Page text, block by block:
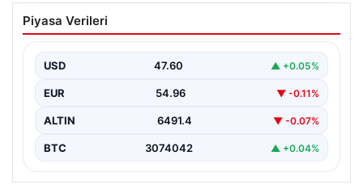
Terörle Mücadelede Tarihi Adım: Yeni
Çerçeve Yasa Teklifi TBMM’ye Sunuldu
güçlendirmeye yönelik kapsamlı bir hukuki altyapı
oluşturmak…
Piyasa Verileri
USD 47.60 ▲ +0.05%
EUR 54.96 ▼ -0.11%
ALTIN 6491.4 ▼ -0.07%
BTC 3074042 ▲ +0.04%